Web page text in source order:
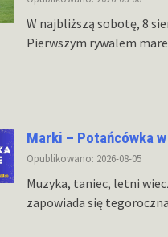
W najbliższą sobotę, 8
Pierwszym rywalem
Marki – Potańcówka
Opublikowano: 2026-08-05
Muzyka, taniec, letni
zapowiada się